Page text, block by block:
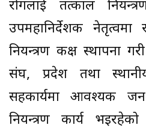
रोगलाई तत्काल
उपमहानिर्देशक
नियन्त्रण कक्ष स्थापना
संघ, प्रदेश तथा
सहकार्यमा आवश्यक
नियन्त्रण कार्य